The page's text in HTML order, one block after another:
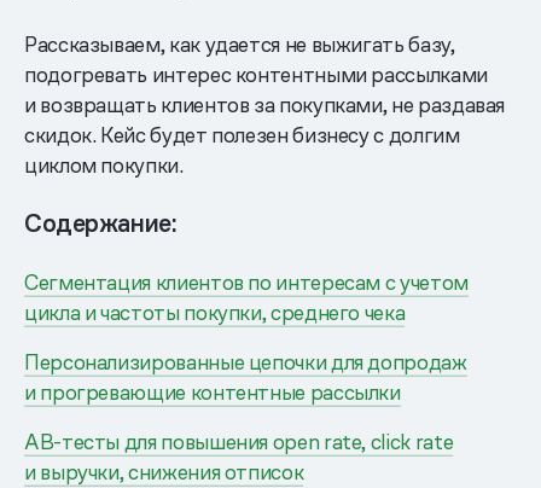
Рассказываем, как удается не выжигать базу,
подогревать интерес контентными рассылками
и возвращать клиентов за покупками, не раздавая
скидок. Кейс будет полезен бизнесу с долгим
циклом покупки.
Содержание:
Сегментация клиентов по интересам с учетом
цикла и частоты покупки, среднего чека
Персонализированные цепочки для допродаж
и прогревающие контентные рассылки
AB-тесты для повышения open rate, click rate
и выручки, снижения отписок